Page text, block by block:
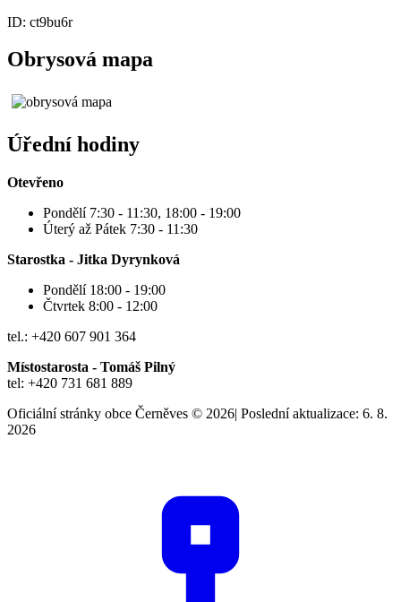
ID: ct9bu6r
Obrysová mapa
Úřední hodiny
Otevřeno
Pondělí 7:30 - 11:30, 18:00 - 19:00
Úterý až Pátek 7:30 - 11:30
Starostka - Jitka Dyrynková
Pondělí 18:00 - 19:00
Čtvrtek 8:00 - 12:00
tel.: +420 607 901 364
Místostarosta - Tomáš Pilný
tel: +420 731 681 889
Oficiální stránky obce Černěves © 2026| Poslední aktualizace: 6. 8.
2026